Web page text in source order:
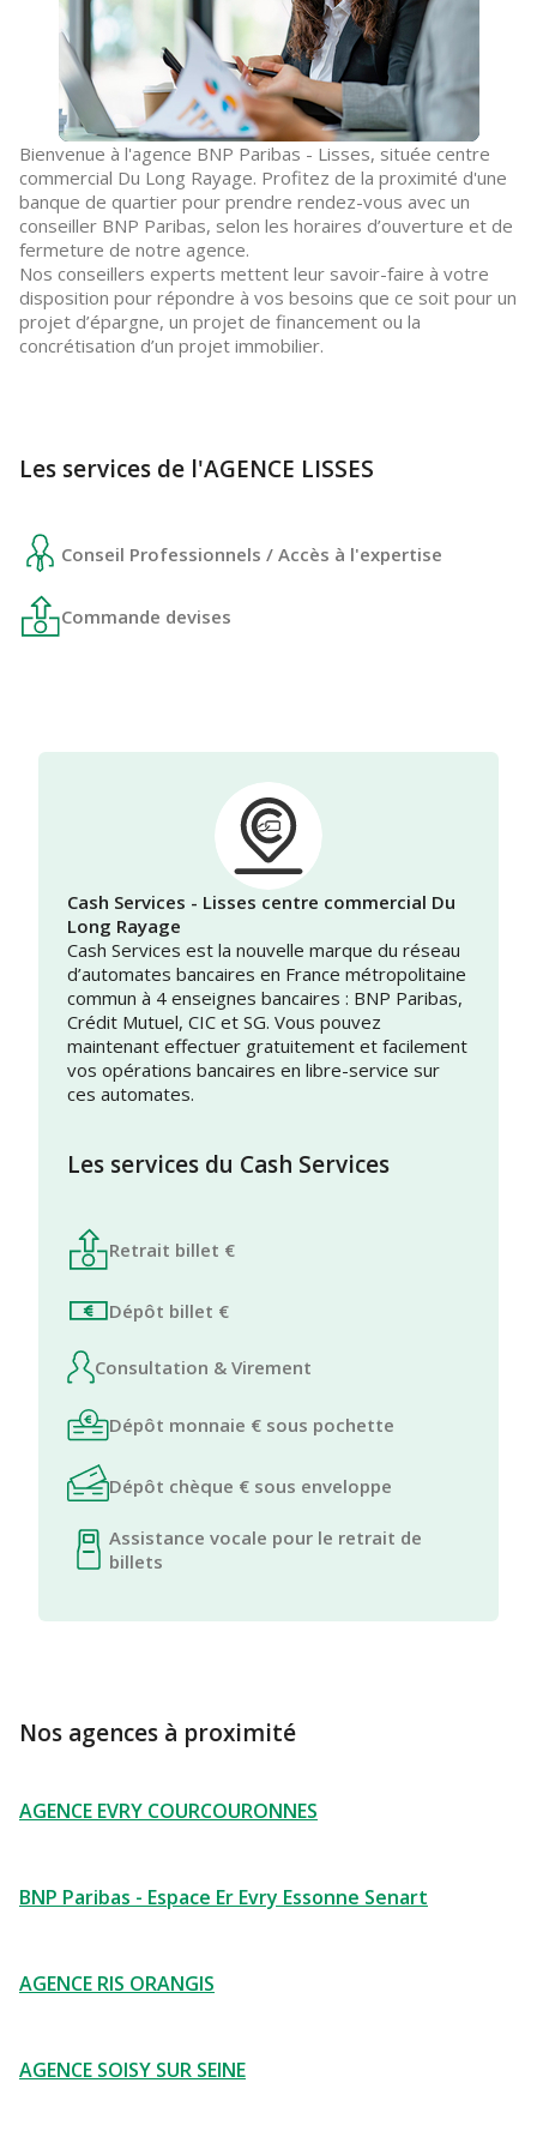
Bienvenue à l'agence BNP Paribas - Lisses, située centre
commercial Du Long Rayage. Profitez de la proximité d'une
banque de quartier pour prendre rendez-vous avec un
conseiller BNP Paribas, selon les horaires d’ouverture et de
fermeture de notre agence.
Nos conseillers experts mettent leur savoir-faire à votre
disposition pour répondre à vos besoins que ce soit pour un
projet d’épargne, un projet de financement ou la
concrétisation d’un projet immobilier.
Les services de l'AGENCE LISSES
Conseil Professionnels / Accès à l'expertise
Commande devises
Cash Services - Lisses centre commercial Du
Long Rayage
Cash Services est la nouvelle marque du réseau
d’automates bancaires en France métropolitaine
commun à 4 enseignes bancaires : BNP Paribas,
Crédit Mutuel, CIC et SG. Vous pouvez
maintenant effectuer gratuitement et facilement
vos opérations bancaires en libre-service sur
ces automates.
Les services du Cash Services
Retrait billet €
Dépôt billet €
Consultation & Virement
Dépôt monnaie € sous pochette
Dépôt chèque € sous enveloppe
Assistance vocale pour le retrait de
billets
Nos agences à proximité
AGENCE EVRY COURCOURONNES
BNP Paribas - Espace Er Evry Essonne Senart
AGENCE RIS ORANGIS
AGENCE SOISY SUR SEINE